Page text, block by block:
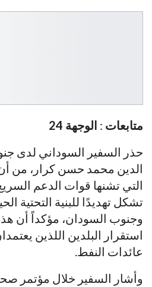
متابعات : الوجهة 24
حذر السفير السوداني لدى
الدين محمد حسن كرار، من أن
التي تشنها قوات الدعم
تشكل تهديدًا للبنية التحتية
وجنوب السودان، مؤكداً أن
استقرار البلدين اللذين
عائدات النفط.
وأشار السفير خلال مؤتمر